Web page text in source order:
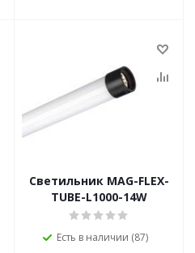
Светильник MAG-FLEX-
TUBE-L1000-14W
Есть в наличии (87)